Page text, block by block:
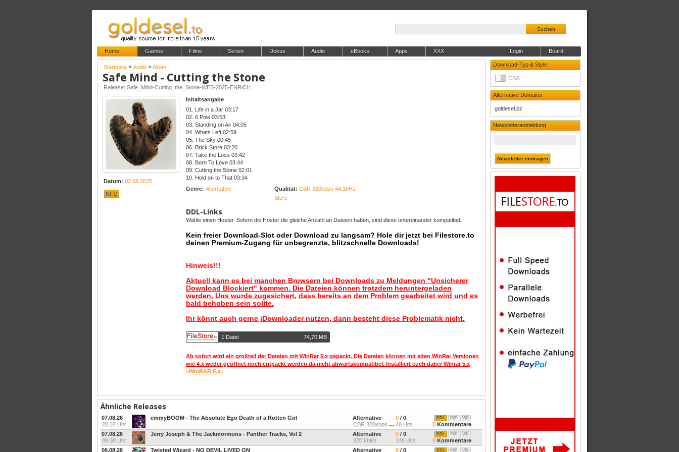
Suchen
Home Games Filme Serien Dokus Audio eBooks Apps XXX Board
Login
Download-Typ & Style
CSS
Alternative Domains
goldesel.bz
Newsletteranmeldung
Startseite » Audio » Alben
Safe Mind - Cutting the Stone
Release: Safe_Mind-Cutting_the_Stone-WEB-2025-ENRiCH
Datum: 02.08.2025
NFO
Inhaltsangabe
01. Life in a Jar 03:17
02. 6 Pole 03:53
03. Standing on Air 04:05
04. Whats Left 02:59
05. The Sky 00:45
06. Brick Store 03:20
07. Take the Loss 03:42
08. Born To Love 03:44
09. Cutting the Stone 02:01
10. Hold on to That 03:34
Genre: Alternative Qualität: CBR 320kbps 44.1kHz
Stere
DDL-Links
Wähle einen Hoster. Sofern die Hoster die gleiche Anzahl an Dateien haben, sind diese untereinander kompatibel.
Kein freier Download-Slot oder Download zu langsam? Hole dir jetzt bei Filestore.to
deinen Premium-Zugang für unbegrenzte, blitzschnelle Downloads!
Hinweis!!!
Aktuell kann es bei manchen Browsern bei Downloads zu Meldungen "Unsicherer
Download Blockiert" kommen. Die Dateien können trotzdem heruntergeladen
werden. Uns wurde zugesichert, dass bereits an dem Problem gearbeitet wird und es
bald behoben sein sollte.
Ihr könnt auch gerne jDownloader nutzen, dann besteht diese Problematik nicht.
1 Datei 74,70 MB
Ab sofort wird ein großteil der Dateien mit WinRar 5.x gepackt. Die Dateien können mit alten WinRar Versionen
wie 4.x weder geöffnet noch entpackt werden da nicht abwärtskompatibel. Installiert euch daher Winrar 5.x
>WinRAR 5.x<
Ähnliche Releases
07.08.26
20:37 Uhr
emmyBOOM - The Absolute Ego Death of a Rotten Girl
Alternative
CBR 320kbps 44.1kHz Joint
0 / 0
40 Hits
VID
P2P
DDL
0 Kommentare
07.08.26
09:38 Uhr
Jerry Joseph & The Jackmormons - Panther Tracks, Vol 2
Alternative
320 kbit/s
0 / 0
146 Hits
VID
P2P
DDL
0 Kommentare
06.08.26
Twisted Wizard - NO DEVIL LIVED ON Alternative 0 / 0 VID
P2P
DDL